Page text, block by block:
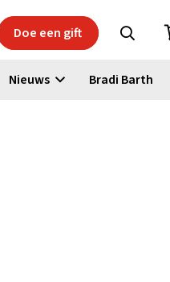
Doe een gift
Nieuws Bradi Barth